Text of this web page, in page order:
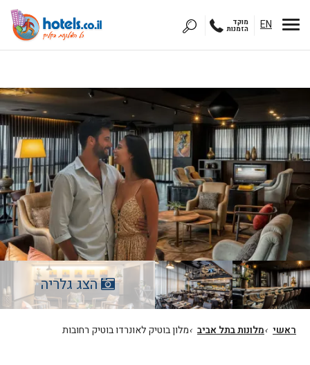
EN מוקד
הזמנות
הצג גלריה
ראשי ›מלונות בתל אביב ›מלון בוטיק לאונרדו בוטיק רחובות